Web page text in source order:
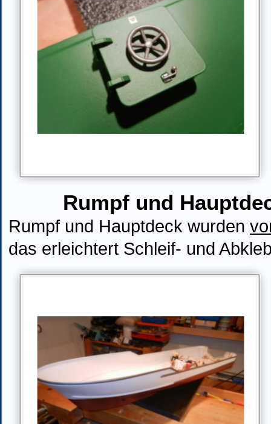
Rumpf und
Rumpf und Hauptdeck wurden
das erleichtert Schleif- und